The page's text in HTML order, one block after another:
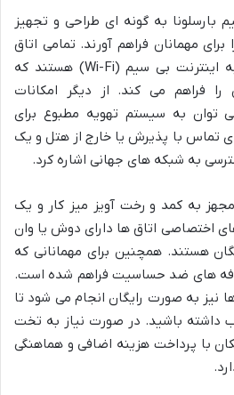
بارسلونا به گونه ای طراحی و تجهیز
مهمانان فراهم آورند. تمامی اتاق
ها دارای دسترسی رایگان به اینترنت بی سیم (Wi-Fi) هستند که
را فراهم می کند. از دیگر امکانات
توان به سیستم تهویه مطبوع برای
تماس با پذیرش یا خارج از هتل و یک
به شبکه های جهانی اشاره کرد.
مجهز به کمد و رخت آویز میز کار و یک
اختصاصی اتاق ها دارای دوش یا وان
هستند. همچنین برای مهمانانی که
های ضد حساسیت فراهم شده است.
نیز به صورت رایگان انجام می شود تا
داشته باشید. در صورت نیاز به تخت
با پرداخت هزینه اضافی و هماهنگی